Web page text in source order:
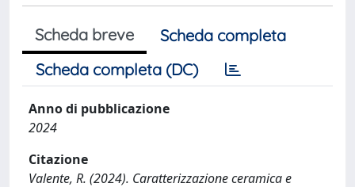
Scheda breve
Scheda completa
Scheda completa (DC)
Anno di pubblicazione
2024
Citazione
Valente, R. (2024). Caratterizzazione ceramica e